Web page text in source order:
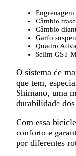
Engrenagem
Câmbio
Câmbio
Garfo
Quadro
Selim GST
O sistema de
que tem,
Shimano, uma
durabilidade
Com essa
conforto e
por diferentes